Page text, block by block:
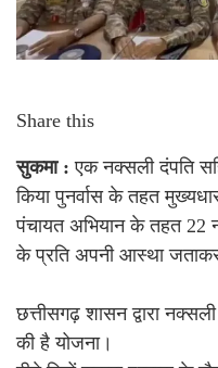
Share this
सुकमा : एक नक्सली दंपति
किया पुनर्वास के तहत
पंचायत अभियान के तहत 22
के प्रति अपनी आस्था
छत्तीसगढ़ शासन द्वारा
की है योजना।